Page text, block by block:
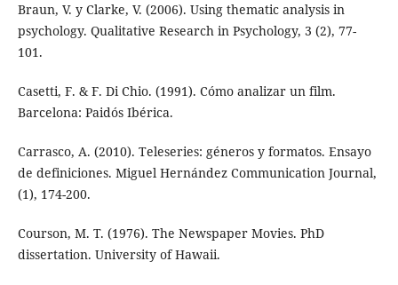
Braun, V. y Clarke, V. (2006). Using thematic analysis in
psychology. Qualitative Research in Psychology, 3 (2), 77-
101.
Casetti, F. & F. Di Chio. (1991). Cómo analizar un film.
Barcelona: Paidós Ibérica.
Carrasco, A. (2010). Teleseries: géneros y formatos. Ensayo
de definiciones. Miguel Hernández Communication Journal,
(1), 174-200.
Courson, M. T. (1976). The Newspaper Movies. PhD
dissertation. University of Hawaii.